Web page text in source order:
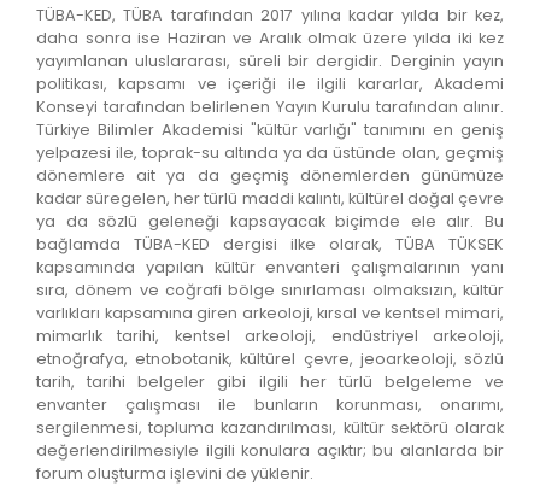
TÜBA-KED, TÜBA tarafından 2017 yılına kadar yılda bir kez,
daha sonra ise Haziran ve Aralık olmak üzere yılda iki kez
yayımlanan uluslararası, süreli bir dergidir. Derginin yayın
politikası, kapsamı ve içeriği ile ilgili kararlar, Akademi
Konseyi tarafından belirlenen Yayın Kurulu tarafından alınır.
Türkiye Bilimler Akademisi "kültür varlığı" tanımını en geniş
yelpazesi ile, toprak-su altında ya da üstünde olan, geçmiş
dönemlere ait ya da geçmiş dönemlerden günümüze
kadar süregelen, her türlü maddi kalıntı, kültürel doğal çevre
ya da sözlü geleneği kapsayacak biçimde ele alır. Bu
bağlamda TÜBA-KED dergisi ilke olarak, TÜBA TÜKSEK
kapsamında yapılan kültür envanteri çalışmalarının yanı
sıra, dönem ve coğrafi bölge sınırlaması olmaksızın, kültür
varlıkları kapsamına giren arkeoloji, kırsal ve kentsel mimari,
mimarlık tarihi, kentsel arkeoloji, endüstriyel arkeoloji,
etnoğrafya, etnobotanik, kültürel çevre, jeoarkeoloji, sözlü
tarih, tarihi belgeler gibi ilgili her türlü belgeleme ve
envanter çalışması ile bunların korunması, onarımı,
sergilenmesi, topluma kazandırılması, kültür sektörü olarak
değerlendirilmesiyle ilgili konulara açıktır; bu alanlarda bir
forum oluşturma işlevini de yüklenir.